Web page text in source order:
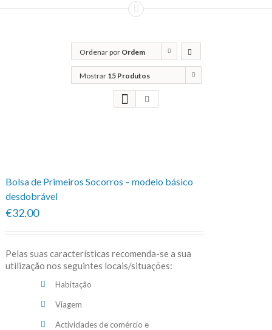
Ordenar por Ordem
predefinida
Mostrar 15 Produtos
Bolsa de Primeiros Socorros – modelo básico
desdobrável
€32.00
Pelas suas características recomenda-se a sua
utilização nos seguintes locais/situações:
Habitação
Viagem
Actividades de comércio e